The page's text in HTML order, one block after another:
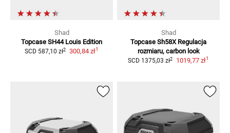
Shad
Topcase SH44 Louis Edition
SCD 587,10 zł2 300,84 zł1
Shad
Topcase Sh58X Regulacja
rozmiaru, carbon look
SCD 1375,03 zł2 1019,77 zł1